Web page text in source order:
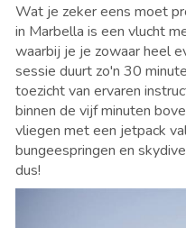
Wat je zeker eens moet
in Marbella is een vlucht
waarbij je je zowaar heel
sessie duurt zo'n 30
toezicht van ervaren
binnen de vijf minuten
vliegen met een jetpack
bungeespringen en
dus!